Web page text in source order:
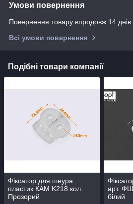
Умови повернення
Повернення товару впродовж 14 днів
Всі умови повернення
Подібні товари компанії
Фіксатор для шнура
пластик КАМ K218 кол.
Прозорий
арт.
білий